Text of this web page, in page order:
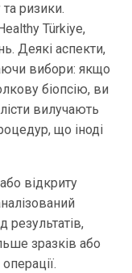
ризики.
Türkiye,
Деякі аспекти,
вибори: якщо
біопсію, ви
вилучають
що іноді
відкриту
результатів,
зразків або